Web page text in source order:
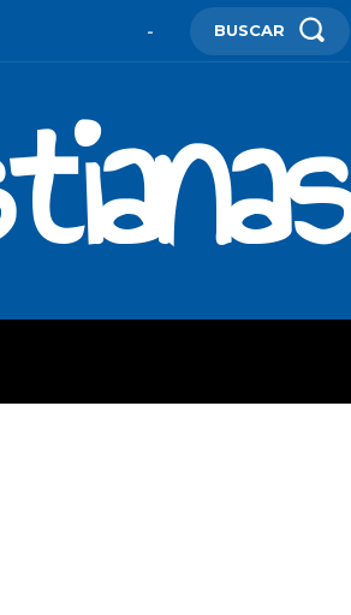
- BUSCAR